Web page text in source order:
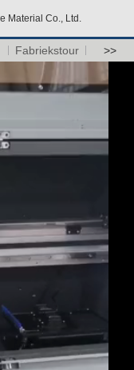
Material Co., Ltd.
Fabriekstour >>